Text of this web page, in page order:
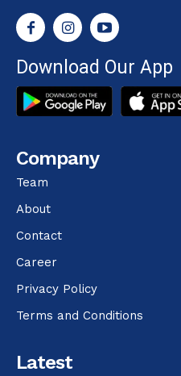
Download Our App
Company
Team
About
Contact
Career
Privacy Policy
Terms and Conditions
Latest